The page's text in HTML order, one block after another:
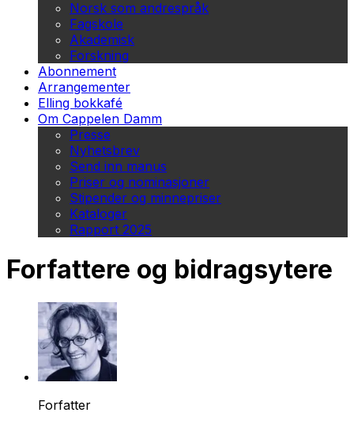
Norsk som andrespråk
Fagskole
Akademisk
Forskning
Abonnement
Arrangementer
Elling bokkafé
Om Cappelen Damm
Presse
Nyhetsbrev
Send inn manus
Priser og nominasjoner
Stipender og minnepriser
Kataloger
Rapport 2025
Forfattere og bidragsytere
Forfatter